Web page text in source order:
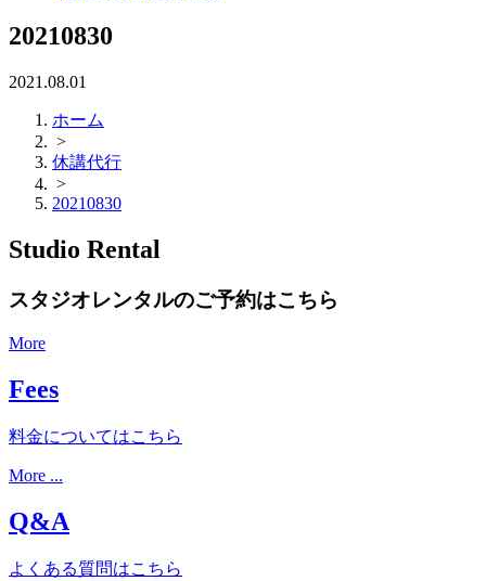
20210830
2021.08.01
ホーム
>
休講代行
>
20210830
Studio Rental
スタジオレンタルのご予約はこちら
More
Fees
料金についてはこちら
More ...
Q&A
よくある質問はこちら